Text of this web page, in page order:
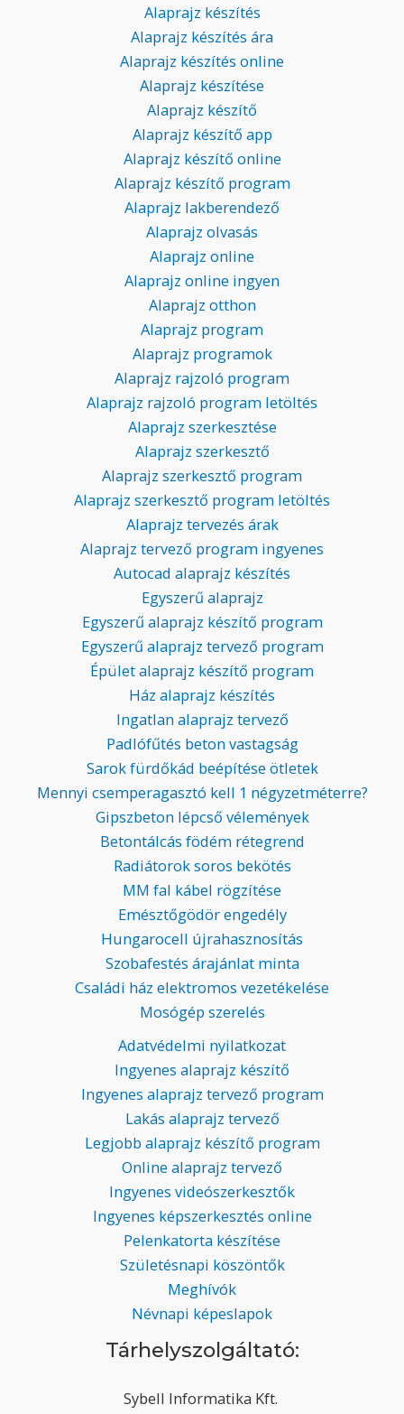
Alaprajz készítés
Alaprajz készítés ára
Alaprajz készítés online
Alaprajz készítése
Alaprajz készítő
Alaprajz készítő app
Alaprajz készítő online
Alaprajz készítő program
Alaprajz lakberendező
Alaprajz olvasás
Alaprajz online
Alaprajz online ingyen
Alaprajz otthon
Alaprajz program
Alaprajz programok
Alaprajz rajzoló program
Alaprajz rajzoló program letöltés
Alaprajz szerkesztése
Alaprajz szerkesztő
Alaprajz szerkesztő program
Alaprajz szerkesztő program letöltés
Alaprajz tervezés árak
Alaprajz tervező program ingyenes
Autocad alaprajz készítés
Egyszerű alaprajz
Egyszerű alaprajz készítő program
Egyszerű alaprajz tervező program
Épület alaprajz készítő program
Ház alaprajz készítés
Ingatlan alaprajz tervező
Padlófűtés beton vastagság
Sarok fürdőkád beépítése ötletek
Mennyi csemperagasztó kell 1 négyzetméterre?
Gipszbeton lépcső vélemények
Betontálcás födém rétegrend
Radiátorok soros bekötés
MM fal kábel rögzítése
Emésztőgödör engedély
Hungarocell újrahasznosítás
Szobafestés árajánlat minta
Családi ház elektromos vezetékelése
Mosógép szerelés
Adatvédelmi nyilatkozat
Ingyenes alaprajz készítő
Ingyenes alaprajz tervező program
Lakás alaprajz tervező
Legjobb alaprajz készítő program
Online alaprajz tervező
Ingyenes videószerkesztők
Ingyenes képszerkesztés online
Pelenkatorta készítése
Születésnapi köszöntők
Meghívók
Névnapi képeslapok
Tárhelyszolgáltató:
Sybell Informatika Kft.